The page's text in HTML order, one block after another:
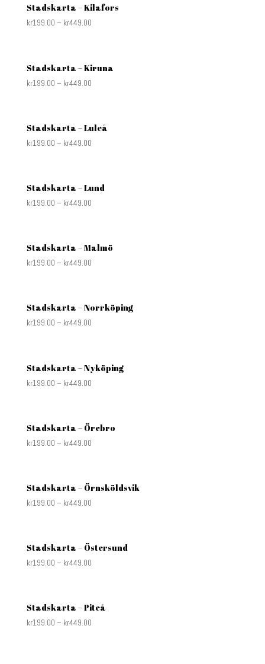
Stadskarta – Kilafors
kr199.00 – kr449.00
Stadskarta – Kiruna
kr199.00 – kr449.00
Stadskarta – Luleå
kr199.00 – kr449.00
Stadskarta – Lund
kr199.00 – kr449.00
Stadskarta – Malmö
kr199.00 – kr449.00
Stadskarta – Norrköping
kr199.00 – kr449.00
Stadskarta – Nyköping
kr199.00 – kr449.00
Stadskarta – Örebro
kr199.00 – kr449.00
Stadskarta – Örnsköldsvik
kr199.00 – kr449.00
Stadskarta – Östersund
kr199.00 – kr449.00
Stadskarta – Piteå
kr199.00 – kr449.00